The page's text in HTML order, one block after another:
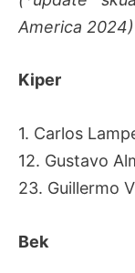
America 2024)
Kiper
1. Carlos
12. Gustavo
23. Guillermo
Bek